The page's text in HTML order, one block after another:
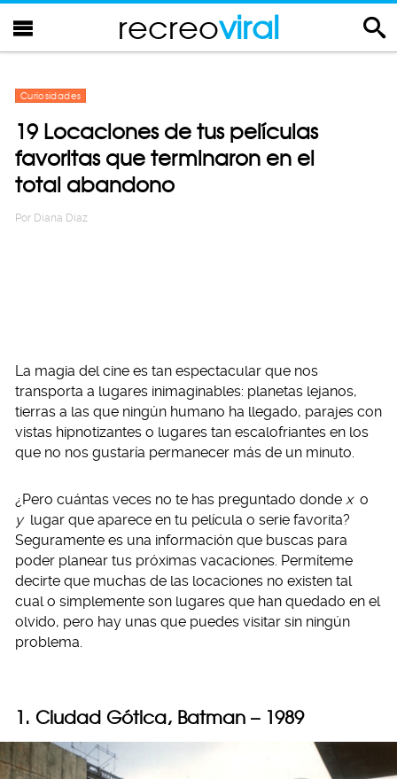
recreoviral
Curiosidades
19 Locaciones de tus películas
favoritas que terminaron en el
total abandono
Por Diana Diaz
La magia del cine es tan espectacular que nos
transporta a lugares inimaginables: planetas lejanos,
tierras a las que ningún humano ha llegado, parajes con
vistas hipnotizantes o lugares tan escalofriantes en los
que no nos gustaría permanecer más de un minuto.
¿Pero cuántas veces no te has preguntado donde x o
y lugar que aparece en tu película o serie favorita?
Seguramente es una información que buscas para
poder planear tus próximas vacaciones. Permíteme
decirte que muchas de las locaciones no existen tal
cual o simplemente son lugares que han quedado en el
olvido, pero hay unas que puedes visitar sin ningún
problema.
1. Ciudad Gótica, Batman – 1989